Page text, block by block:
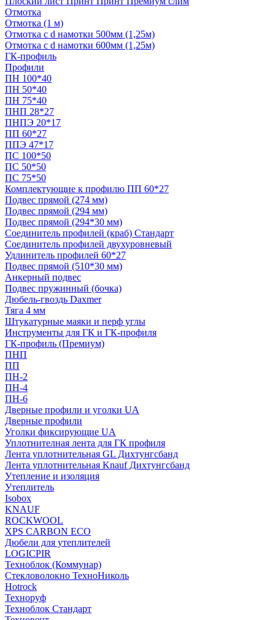
Отмотка
Отмотка (1 м)
Отмотка с d намотки 500мм (1,25м)
Отмотка с d намотки 600мм (1,25м)
ГК-профиль
Профили
ПН 100*40
ПН 50*40
ПН 75*40
ПНП 28*27
ПНПЭ 20*17
ПП 60*27
ППЭ 47*17
ПС 100*50
ПС 50*50
ПС 75*50
Комплектующие к профилю ПП 60*27
Подвес прямой (274 мм)
Подвес прямой (294 мм)
Подвес прямой (294*30 мм)
Соединитель профилей (краб) Стандарт
Соединитель профилей двухуровневый
Удлинитель профилей 60*27
Подвес прямой (510*30 мм)
Анкерный подвес
Подвес пружинный (бочка)
Дюбель-гвоздь Daxmer
Тяга 4 мм
Штукатурные маяки и перф углы
Инструменты для ГК и ГК-профиля
ГК-профиль (Премиум)
ПНП
ПП
ПН-2
ПН-4
ПН-6
Дверные профили и уголки UA
Дверные профили
Уголки фиксирующие UA
Уплотнителная лента для ГК профиля
Лента уплотнительная GL Дихтунгсбанд
Лента уплотнительная Knauf Дихтунгсбанд
Утепление и изоляция
Утеплитель
Isobox
KNAUF
ROCKWOOL
XPS CARBON ECO
Дюбели для утеплителей
LOGICPIR
Техноблок (Коммунар)
Стекловолокно ТехноНиколь
Hotrock
Технoруф
Техноблок Стандарт